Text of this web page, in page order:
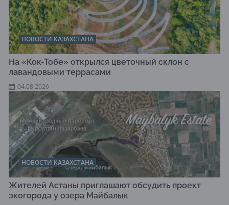
НОВОСТИ КАЗАХСТАНА
На «Кок-Тобе» открылся цветочный склон с
лавандовыми террасами
04.08.2026
НОВОСТИ КАЗАХСТАНА
Жителей Астаны приглашают обсудить проект
экогорода у озера Майбалык